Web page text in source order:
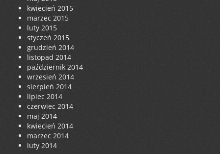
kwiecień 2015
marzec 2015
luty 2015
styczeń 2015
grudzień 2014
listopad 2014
październik 2014
wrzesień 2014
sierpień 2014
lipiec 2014
czerwiec 2014
maj 2014
kwiecień 2014
marzec 2014
luty 2014